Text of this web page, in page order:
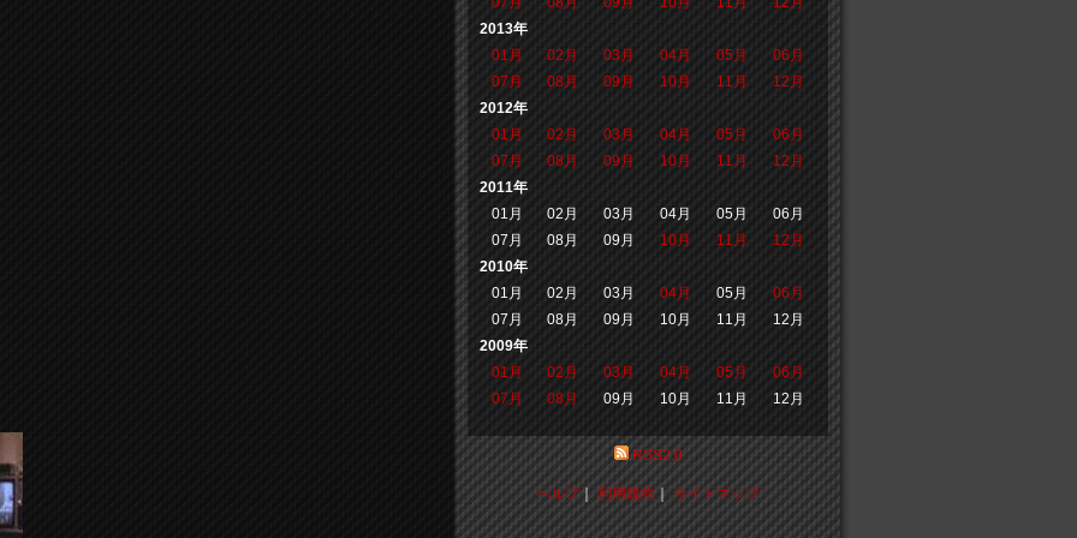
2013年
01月
02月 03月 04月 05月
06月
07月
08月 09月 10月 11月
12月
2012年
01月
02月 03月 04月 05月
06月
07月
08月 09月 10月 11月
12月
2011年
01月
02月 03月 04月 05月
06月
07月
08月 09月 10月 11月
12月
2010年
01月
02月 03月 04月 05月
06月
07月
08月 09月 10月 11月
12月
2009年
01月
02月 03月 04月 05月
06月
07月
08月 09月 10月 11月 12月
RSS2.0
ヘルプ｜利用規約｜サイトマップ